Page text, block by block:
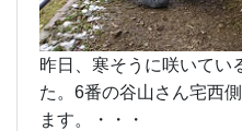
昨日、寒そうに咲いてい
た。6番の谷山さん宅西
ます。・・・